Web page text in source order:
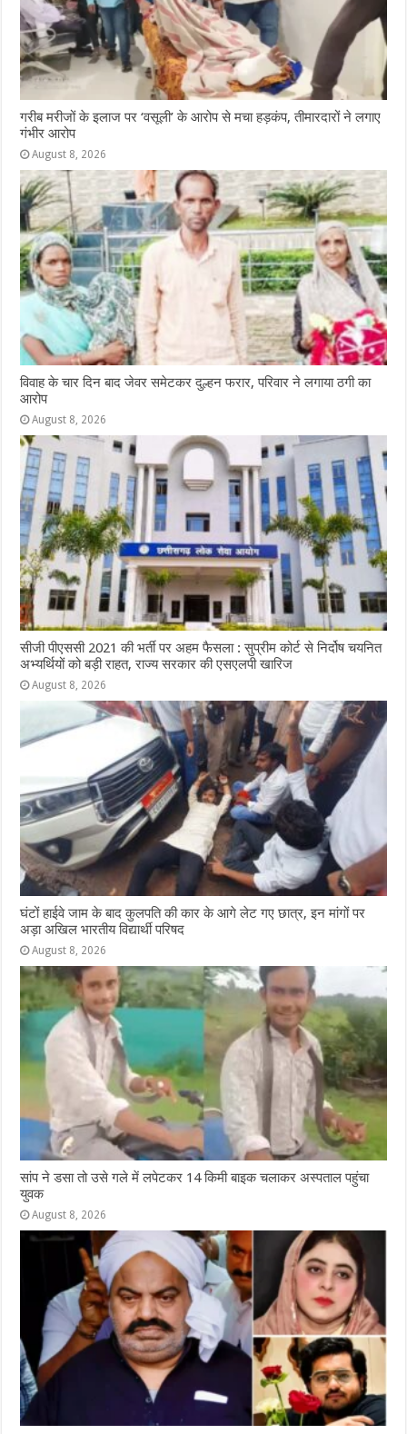
गरीब मरीजों के इलाज पर ‘वसूली’ के आरोप से मचा हड़कंप, तीमारदारों ने लगाए
गंभीर आरोप
August 8, 2026
विवाह के चार दिन बाद जेवर समेटकर दुल्हन फरार, परिवार ने लगाया ठगी का
आरोप
August 8, 2026
सीजी पीएससी 2021 की भर्ती पर अहम फैसला : सुप्रीम कोर्ट से निर्दोष चयनित
अभ्यर्थियों को बड़ी राहत, राज्य सरकार की एसएलपी खारिज
August 8, 2026
घंटों हाईवे जाम के बाद कुलपति की कार के आगे लेट गए छात्र, इन मांगों पर
अड़ा अखिल भारतीय विद्यार्थी परिषद
August 8, 2026
सांप ने डसा तो उसे गले में लपेटकर 14 किमी बाइक चलाकर अस्पताल पहुंचा
युवक
August 8, 2026